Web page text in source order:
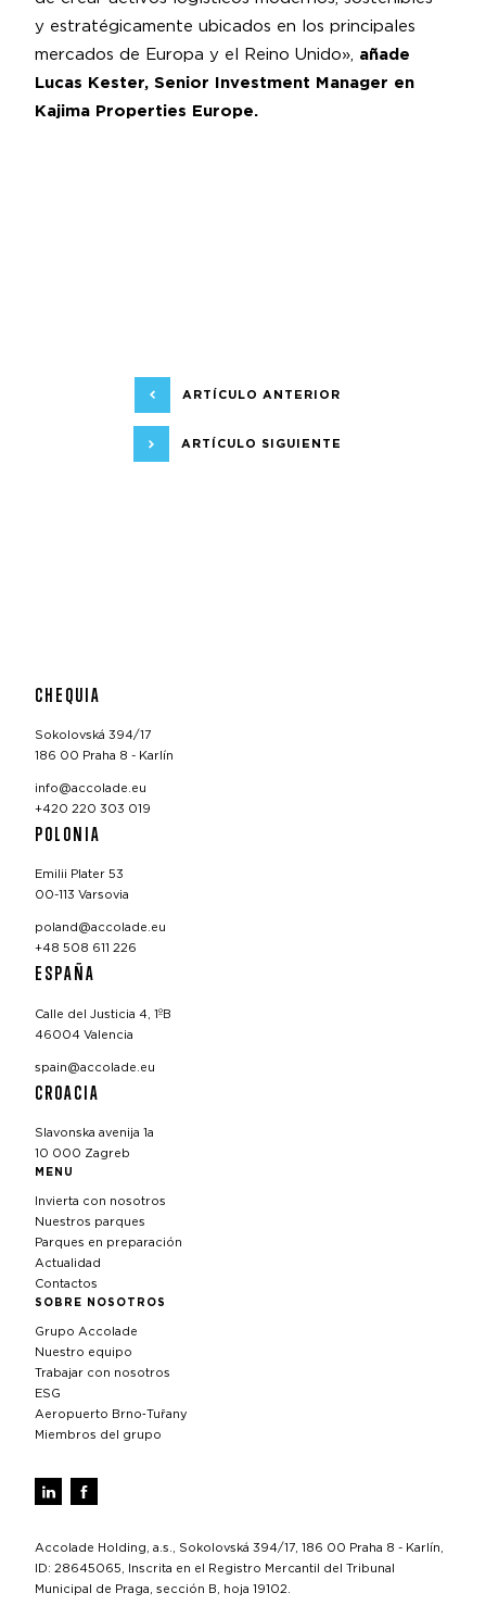
y estratégicamente ubicados en los principales
mercados de Europa y el Reino Unido», añade
Lucas Kester, Senior Investment Manager en
Kajima Properties Europe.
ARTÍCULO ANTERIOR
ARTÍCULO SIGUIENTE
CHEQUIA
Sokolovská 394/17
186 00 Praha 8 - Karlín
info@accolade.eu
+420 220 303 019
POLONIA
Emilii Plater 53
00-113 Varsovia
poland@accolade.eu
+48 508 611 226
ESPAÑA
Calle del Justicia 4, 1ºB
46004 Valencia
spain@accolade.eu
CROACIA
Slavonska avenija 1a
10 000 Zagreb
MENU
Invierta con nosotros
Nuestros parques
Parques en preparación
Actualidad
Contactos
SOBRE NOSOTROS
Grupo Accolade
Nuestro equipo
Trabajar con nosotros
ESG
Aeropuerto Brno‑Tuřany
Miembros del grupo
Accolade Holding, a.s., Sokolovská 394/17, 186 00 Praha 8 - Karlín,
ID: 28645065, Inscrita en el Registro Mercantil del Tribunal
Municipal de Praga, sección B, hoja 19102.